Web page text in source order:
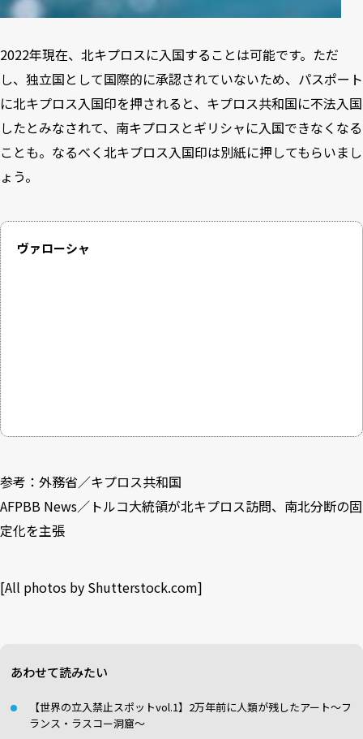
2022年現在、北キプロスに入国することは可能です。ただ
し、独立国として国際的に承認されていないため、パスポート
に北キプロス入国印を押されると、キプロス共和国に不法入国
したとみなされて、南キプロスとギリシャに入国できなくなる
ことも。なるべく北キプロス入国印は別紙に押してもらいまし
ょう。
ヴァローシャ
参考： 外務省／キプロス共和国
AFPBB News／トルコ大統領が北キプロス訪問、南北分断の固
定化を主張
[All photos by Shutterstock.com]
あわせて読みたい
【世界の立入禁止スポットvol.1】2万年前に人類が残したアート〜フ
ランス・ラスコー洞窟〜